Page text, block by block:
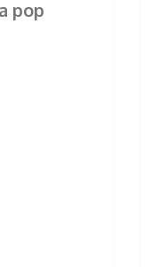
pop